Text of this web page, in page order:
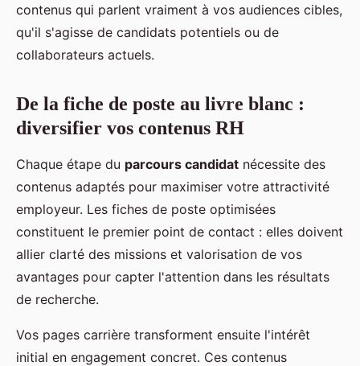
contenus qui parlent vraiment à vos audiences cibles,
qu'il s'agisse de candidats potentiels ou de
collaborateurs actuels.
De la fiche de poste au livre blanc :
diversifier vos contenus RH
Chaque étape du parcours candidat nécessite des
contenus adaptés pour maximiser votre attractivité
employeur. Les fiches de poste optimisées
constituent le premier point de contact : elles doivent
allier clarté des missions et valorisation de vos
avantages pour capter l'attention dans les résultats
de recherche.
Vos pages carrière transforment ensuite l'intérêt
initial en engagement concret. Ces contenus